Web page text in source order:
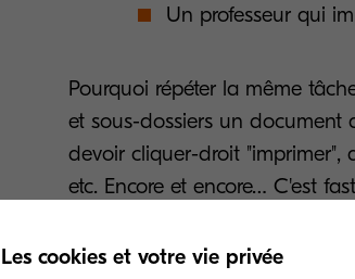
Un professeur qui
Pourquoi répéter la même
et sous-dossiers un document
devoir cliquer-droit "imprimer",
etc. Encore et encore… C'est
MyQ X a la solution : il
Les cookies et votre vie privée